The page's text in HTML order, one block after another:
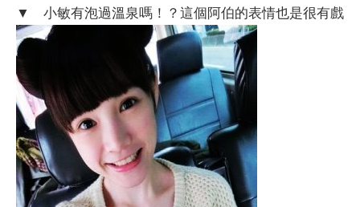
▼ 小敏有泡過溫泉嗎！？這個阿伯的表情也是很有戲